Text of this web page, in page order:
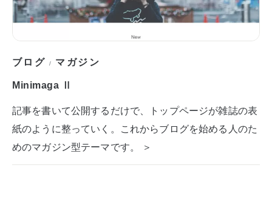
ブログ / マガジン
Minimaga Ⅱ
記事を書いて公開するだけで、トップページが雑誌の表
紙のように整っていく。これからブログを始める人のた
めのマガジン型テーマです。 ＞